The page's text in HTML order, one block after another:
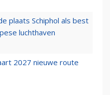
plaats Schiphol als best
luchthaven
2027 nieuwe route